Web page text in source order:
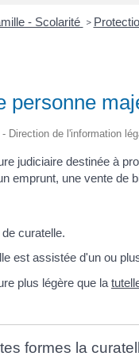
- Scolarité >
personne
Direction de l'information
judiciaire destinée à
emprunt, une vente de
curatelle.
est assistée d'un ou
plus légère que la
formes la